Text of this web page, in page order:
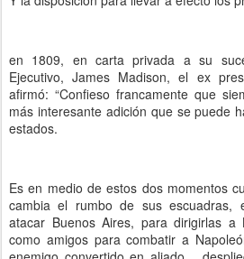
en 1809, en carta privada a su
Ejecutivo, James Madison, el ex
afirmó: “Confieso francamente que
más interesante adición que se puede
estados.
Es en medio de estos dos momentos
cambia el rumbo de sus escuadras,
atacar Buenos Aires, para dirigirlas a
como amigos para combatir a